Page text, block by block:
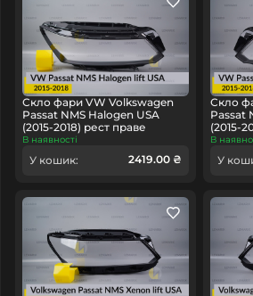
Скло фари VW Volkswagen
Passat NMS Halogen USA
(2015-2018) рест праве
В наявності
У кошик: 2419.00 ₴
Скло
Passat
(2015-
В
У